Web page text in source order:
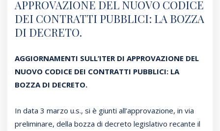
APPROVAZIONE DEL NUOVO CODICE
DEI CONTRATTI PUBBLICI: LA BOZZA
DI DECRETO.
AGGIORNAMENTI SULL’ITER DI APPROVAZIONE DEL
NUOVO CODICE DEI CONTRATTI PUBBLICI: LA
BOZZA DI DECRETO.
In data 3 marzo u.s., si è giunti all’approvazione, in via
preliminare, della bozza di decreto legislativo recante il